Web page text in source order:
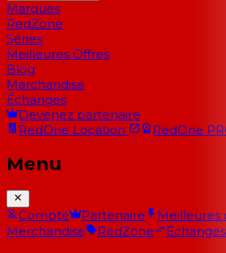
Marques
RedZone
Séries
Meilleures Offres
Blog
Marchandise
Échanges
Devenez partenaire
RedOne Location RedOne
Menu
Compte Partenaire Meilleures
Merchandise
RedZone Échanges